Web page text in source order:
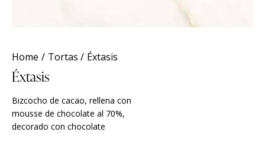
Home Tortas Éxtasis
Éxtasis
Bizcocho de cacao, rellena con
mousse de chocolate al 70%,
decorado con chocolate